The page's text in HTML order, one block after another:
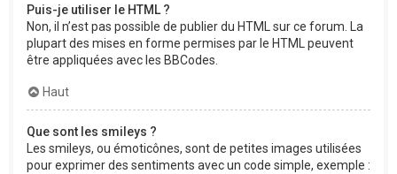
Puis-je utiliser le HTML ?
Non, il n’est pas possible de publier du HTML sur ce forum. La
plupart des mises en forme permises par le HTML peuvent
être appliquées avec les BBCodes.
Haut
Que sont les smileys ?
Les smileys, ou émoticônes, sont de petites images utilisées
pour exprimer des sentiments avec un code simple, exemple :